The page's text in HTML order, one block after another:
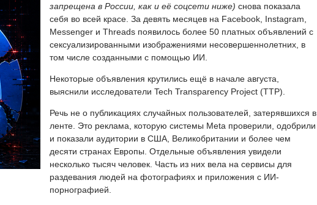
запрещена в России, как и её соцсети ниже) снова показала
себя во всей красе. За девять месяцев на Facebook, Instagram,
Messenger и Threads появилось более 50 платных объявлений с
сексуализированными изображениями несовершеннолетних, в
том числе созданными с помощью ИИ.
Некоторые объявления крутились ещё в начале августа,
выяснили исследователи Tech Transparency Project (TTP).
Речь не о публикациях случайных пользователей, затерявшихся в
ленте. Это реклама, которую системы Meta проверили, одобрили
и показали аудитории в США, Великобритании и более чем
десяти странах Европы. Отдельные объявления увидели
несколько тысяч человек. Часть из них вела на сервисы для
раздевания людей на фотографиях и приложения с ИИ-
порнографией.